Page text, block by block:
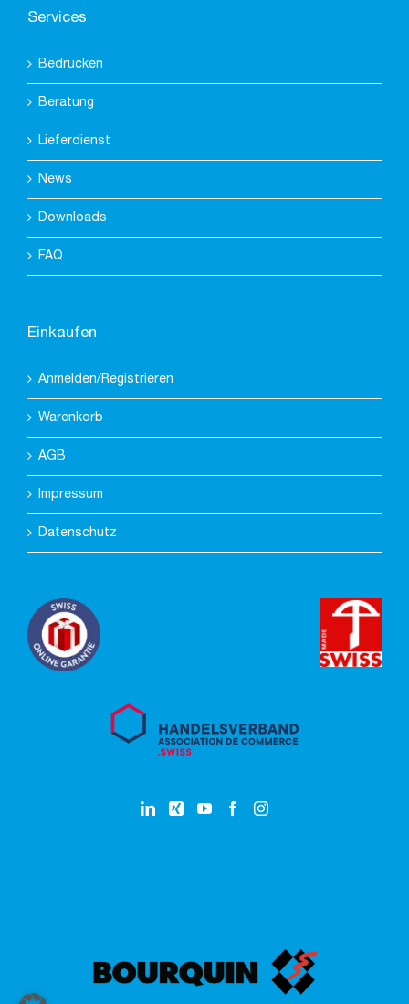
Services
Bedrucken
Beratung
Lieferdienst
News
Downloads
FAQ
Einkaufen
Anmelden/Registrieren
Warenkorb
AGB
Impressum
Datenschutz